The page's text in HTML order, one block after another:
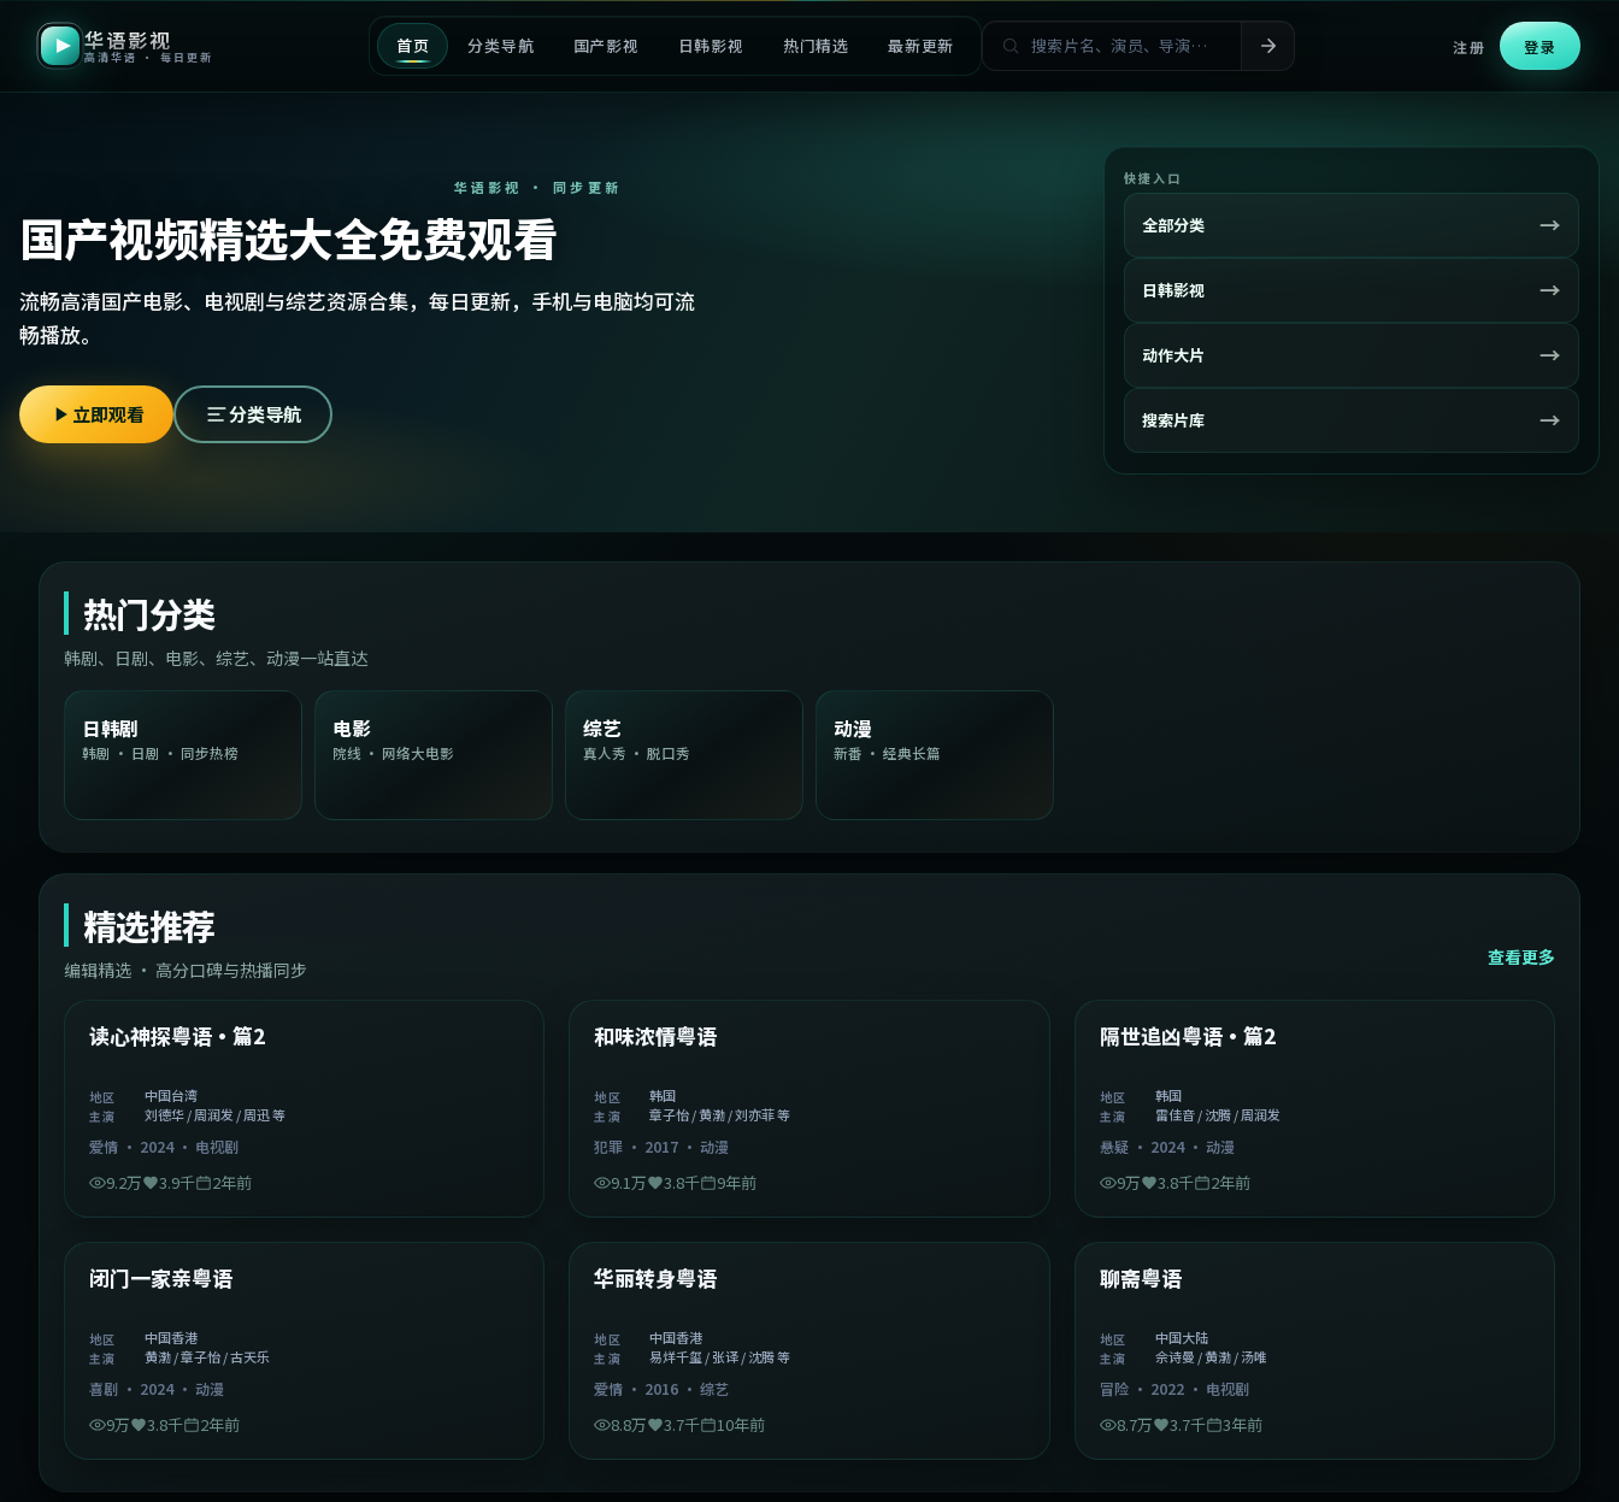
华语影视
高清华语 · 每日更新 首页 分类导航 国产影视 日韩影视 热门精选 最新更新 注册 登录
华语影视 · 同步更新
国产视频精选大全免费观看
流畅高清国产电影、电视剧与综艺资源合集，每日更新，手机与电脑均可流
畅播放。
立即观看 分类导航
快捷入口
全部分类 →
日韩影视 →
动作大片 →
搜索片库 →
热门分类
韩剧、日剧、电影、综艺、动漫一站直达
日韩剧
韩剧 · 日剧 · 同步热榜
电影
院线 · 网络大电影
综艺
真人秀 · 脱口秀
动漫
新番 · 经典长篇
精选推荐
编辑精选 · 高分口碑与热播同步
查看更多
精选
中国台湾
读心神探粤语·篇2
地区 中国台湾
主演 刘德华 / 周润发 / 周迅 等
爱情 · 2024· 电视剧
9.2万 3.9千 2年前
精选
和味浓情粤语
地区 韩国
主演 章子怡 / 黄渤 / 刘亦菲 等
犯罪 · 2017 ·动漫
9.1万 3.8千 9年前
精选
2:05:21
隔世追凶粤语·篇2
地区 韩国
主演 雷佳音 / 沈腾 / 周润发
悬疑· 2024· 动漫
9万 3.8千 2年前
精选
中国香港 1:06:37
闭门一家亲粤语
地区 中国香港
主演 黄渤 / 章子怡 / 古天乐
喜剧 · 2024· 动漫
9万 3.8千 2年前
精选
中国香港 1:27:50
华丽转身粤语
地区 中国香港
主演 易烊千玺 / 张译 / 沈腾 等
爱情 · 2016 ·综艺
8.8万 3.7千 10年前
精选
中国大陆 2:02:43
聊斋粤语
地区 中国大陆
主演 佘诗曼 / 黄渤 / 汤唯
冒险· 2022· 电视剧
8.7万 3.7千 3年前